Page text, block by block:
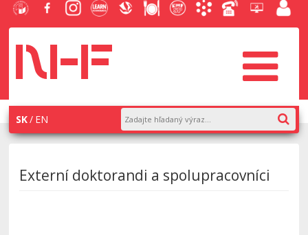
EU v
Bratislave
Facebook
NHF
Instagram
NHF
Learn
Economics
SlovenskáStravovanie
ŠtudentskýAkademický
TelefónnyHelpdesk
SK EN
Externí doktorandi a spolupracovníci